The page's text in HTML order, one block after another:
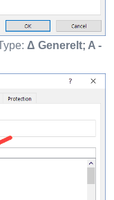
Δ Generelt; A -